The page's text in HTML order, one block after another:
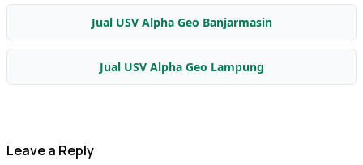
Jual USV Alpha Geo Banjarmasin
Jual USV Alpha Geo Lampung
Leave a Reply